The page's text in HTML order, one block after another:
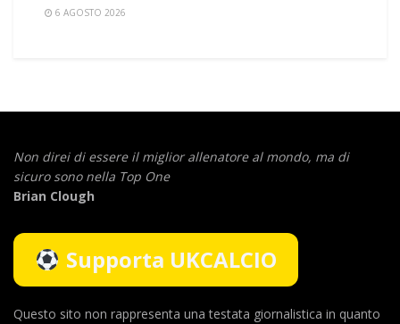
6 AGOSTO 2026
Non direi di essere il miglior allenatore al mondo, ma di
sicuro sono nella Top One
Brian Clough
Supporta UKCALCIO
Questo sito non rappresenta una testata giornalistica in quanto